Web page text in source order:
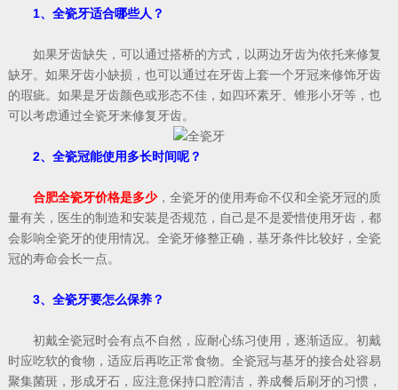
1、全瓷牙适合哪些人？
如果牙齿缺失，可以通过搭桥的方式，以两边牙齿为依托来修复
缺牙。如果牙齿小缺损，也可以通过在牙齿上套一个牙冠来修饰牙齿
的瑕疵。如果是牙齿颜色或形态不佳，如四环素牙、锥形小牙等，也
可以考虑通过全瓷牙来修复牙齿。
2、全瓷冠能使用多长时间呢？
合肥全瓷牙价格是多少，全瓷牙的使用寿命不仅和全瓷牙冠的质
量有关，医生的制造和安装是否规范，自己是不是爱惜使用牙齿，都
会影响全瓷牙的使用情况。全瓷牙修整正确，基牙条件比较好，全瓷
冠的寿命会长一点。
3、全瓷牙要怎么保养？
初戴全瓷冠时会有点不自然，应耐心练习使用，逐渐适应。初戴
时应吃软的食物，适应后再吃正常食物。全瓷冠与基牙的接合处容易
聚集菌斑，形成牙石，应注意保持口腔清洁，养成餐后刷牙的习惯，